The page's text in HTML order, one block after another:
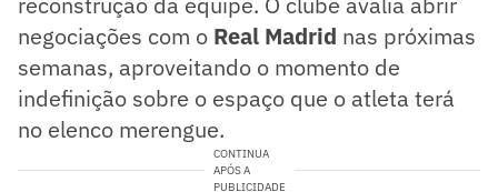
negociações com o Real Madrid nas próximas
semanas, aproveitando o momento de
indefinição sobre o espaço que o atleta terá
no elenco merengue.
CONTINUA
APÓS A
PUBLICIDADE